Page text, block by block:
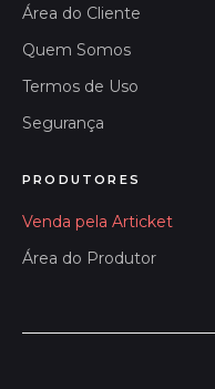
Área do Cliente
Quem Somos
Termos de Uso
Segurança
PRODUTORES
Venda pela Articket
Área do Produtor